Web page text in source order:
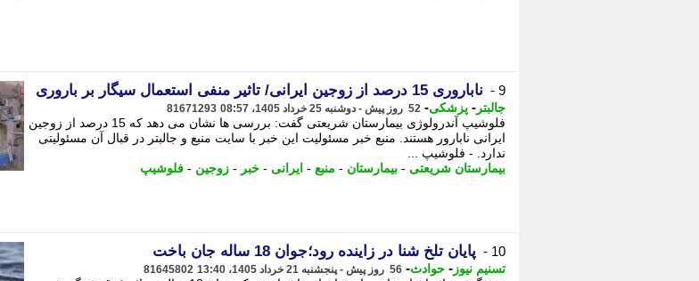
9 - ناباروری 15 درصد از زوجین ایرانی/ تاثیر منفی استعمال سیگار بر باروری
جالبتر - پزشکی- 52 روز پیش - دوشنبه 25 خرداد 1405، 08:57 81671293
فلوشیپ آندرولوژی بیمارستان شریعتی گفت: بررسی ها نشان می دهد که 15 درصد از زوجین
ایرانی نابارور هستند. منبع خبر مسئولیت این خبر با سایت منبع و جالبتر در قبال آن مسئولیتی
ندارد. - فلوشیپ ...
بیمارستان شریعتی - بیمارستان - منبع - ایرانی - خبر - زوجین - فلوشیپ
10 - پایان تلخ شنا در زاینده رود؛جوان 18 ساله جان باخت
تسنیم نیوز - حوادث- 56 روز پیش - پنجشنبه 21 خرداد 1405، 13:40 81645802